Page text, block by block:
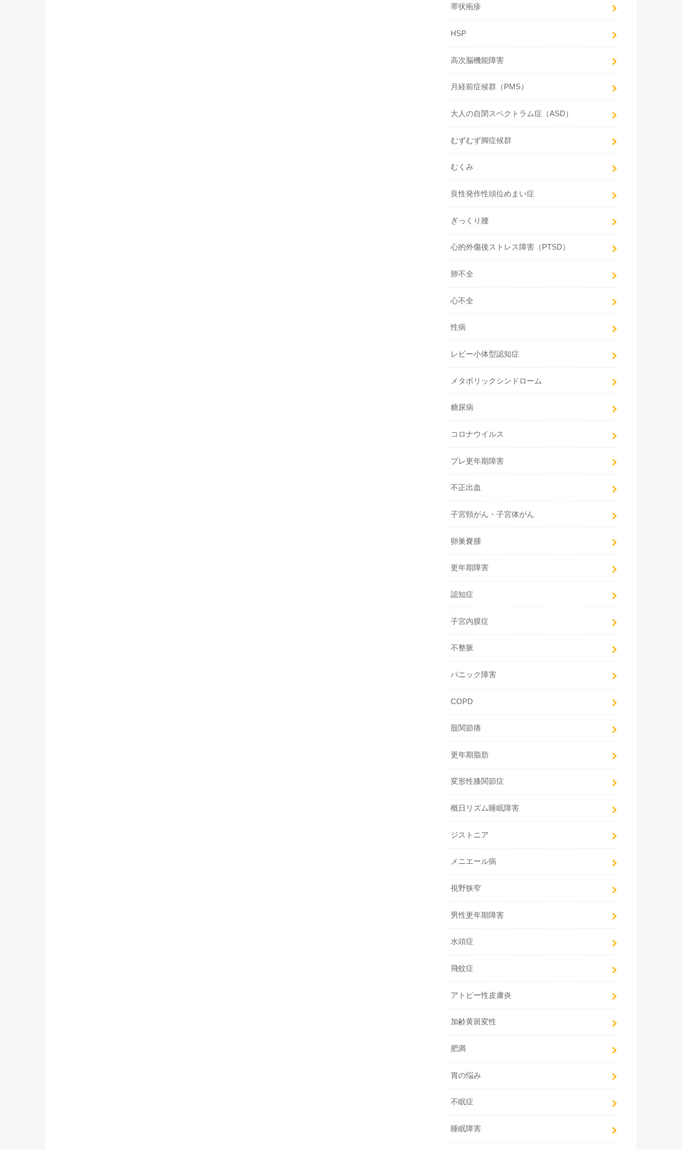
帯状疱疹
HSP
高次脳機能障害
月経前症候群（PMS）
大人の自閉スペクトラム症（ASD）
むずむず脚症候群
むくみ
良性発作性頭位めまい症
ぎっくり腰
心的外傷後ストレス障害（PTSD）
肺不全
心不全
性病
レビー小体型認知症
メタボリックシンドローム
糖尿病
コロナウイルス
プレ更年期障害
不正出血
子宮頸がん・子宮体がん
卵巣嚢腫
更年期障害
認知症
子宮内膜症
不整脈
パニック障害
COPD
股関節痛
更年期脂肪
変形性膝関節症
概日リズム睡眠障害
ジストニア
メニエール病
視野狭窄
男性更年期障害
水頭症
飛蚊症
アトピー性皮膚炎
加齢黄斑変性
肥満
胃の悩み
不眠症
睡眠障害